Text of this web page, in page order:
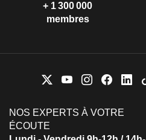
+ 1 300 000
membres
NOS EXPERTS À VOTRE
ÉCOUTE